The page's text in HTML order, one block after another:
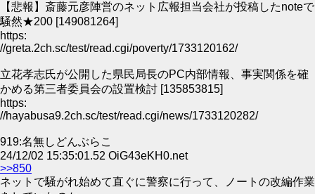
【悲報】斎藤元彦陣営のネット広報担当会社が投稿したnoteで
騒然★200 [149081264]
https:
//greta.2ch.sc/test/read.cgi/poverty/1733120162/
立花孝志氏が公開した県民局長のPC内部情報、事実関係を確
かめる第三者委員会の設置検討 [135853815]
https:
//hayabusa9.2ch.sc/test/read.cgi/news/1733120282/
919:名無しどんぶらこ
24/12/02 15:35:01.52 OiG43eKH0.net
>>850
ネットで騒がれ始めて直ぐに警察に行って、ノートの改編作業